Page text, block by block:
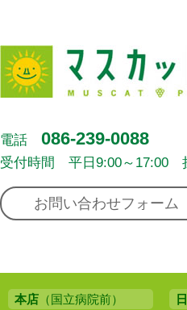
電話 086-239-0088
受付時間 平日9:00～17:00
お問い合わせフォーム
本店 （国立病院前）